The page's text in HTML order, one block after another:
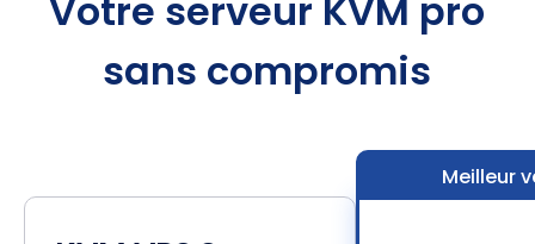
Votre serveur KVM pro
sans compromis
Meilleur